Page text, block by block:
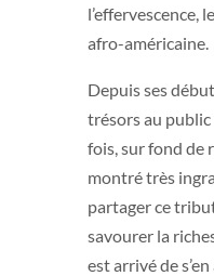
l’effervescence,
afro-américaine.
Depuis ses
trésors au
fois, sur fond de
montré très
partager ce
savourer la
est arrivé de